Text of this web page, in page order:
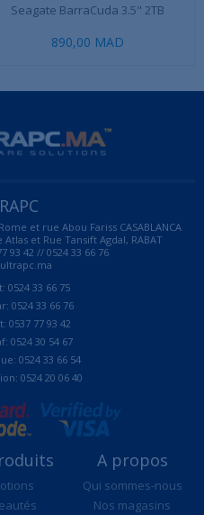
Seagate BarraCuda 3.5" 2TB
890,00 MAD
et rue Abou Fariss CASABLANCA
Atlas et Rue Tansift Agdal, RABAT
93 42 // 0524 33 66 76
0524 33 66 75
0524 33 66 76
0537 77 93 42
0524 30 54 67
0524 33 66 54
0524 20 06 40
A propos
Qui sommes-nous
Nos magasins